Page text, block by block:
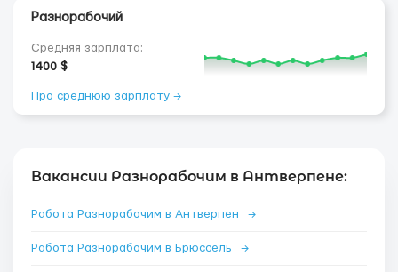
Разнорабочий
Средняя зарплата:
1400 $
Про среднюю зарплату →
Вакансии Разнорабочим в Антверпене:
Работа Разнорабочим в Антверпен →
Работа Разнорабочим в Брюссель →